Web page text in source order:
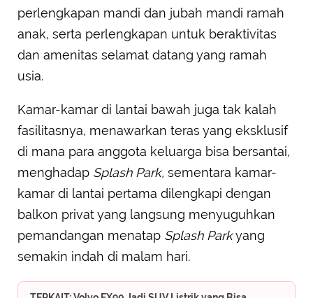
perlengkapan mandi dan jubah mandi ramah
anak, serta perlengkapan untuk beraktivitas
dan amenitas selamat datang yang ramah
usia.
Kamar-kamar di lantai bawah juga tak kalah
fasilitasnya, menawarkan teras yang eksklusif
di mana para anggota keluarga bisa bersantai,
menghadap Splash Park, sementara kamar-
kamar di lantai pertama dilengkapi dengan
balkon privat yang langsung menyuguhkan
pemandangan menatap Splash Parkyang
semakin indah di malam hari.